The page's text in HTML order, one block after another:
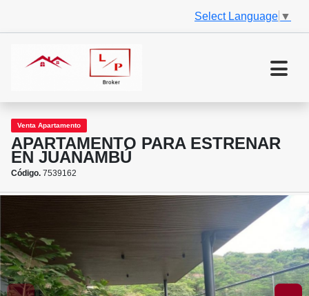
Select Language ▼
Venta Apartamento
APARTAMENTO PARA ESTRENAR
EN JUANAMBÚ
Código. 7539162